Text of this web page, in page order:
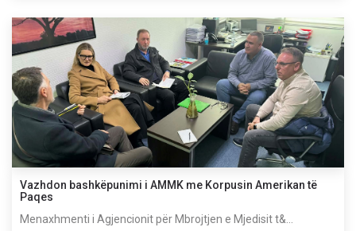
Vazhdon bashkëpunimi i AMMK me Korpusin Amerikan të
Paqes
Menaxhmenti i Agjencionit për Mbrojtjen e Mjedisit t&...